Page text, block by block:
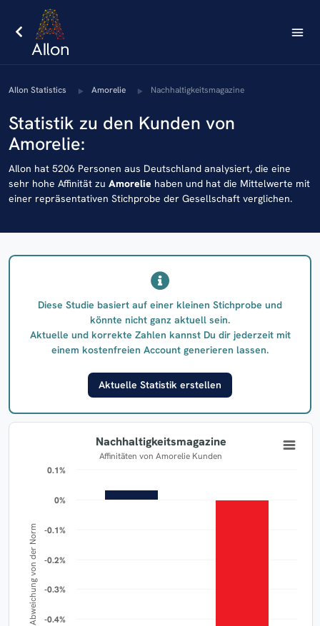
AIlon Statistics Amorelie Nachhaltigkeitsmagazine
Statistik zu den Kunden von
Amorelie:
AIlon hat 5206 Personen aus Deutschland analysiert, die eine
sehr hohe Affinität zu Amorelie haben und hat die Mittelwerte mit
einer repräsentativen Stichprobe der Gesellschaft verglichen.
Diese Studie basiert auf einer kleinen Stichprobe und
könnte nicht ganz aktuell sein.
Aktuelle und korrekte Zahlen kannst Du dir jederzeit mit
einem kostenfreien Account generieren lassen.
Aktuelle Statistik erstellen
Abweichung von der Norm
Nachhaltigkeitsmagazine
Affinitäten von Amorelie Kunden
-0.4%
-0.4%
-0.3%
-0.3%
-0.2%
-0.2%
-0.1%
-0.1%
0%
0%
0.1%
0.1%